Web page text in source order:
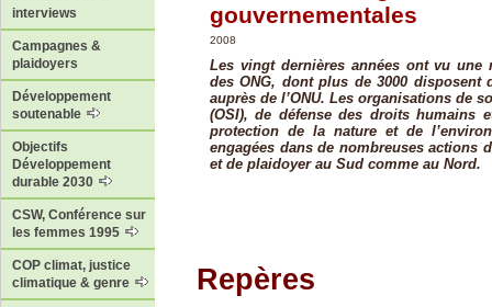
interviews
Campagnes &
plaidoyers
Développement
soutenable
Objectifs
Développement
durable 2030
CSW, Conférence sur
les femmes 1995
COP climat, justice
climatique & genre
gouvernementales
2008
Les vingt dernières années ont vu une
des ONG, dont plus de 3000 disposent
auprès de l’ONU. Les organisations de
(OSI), de défense des droits humains
protection de la nature et de
engagées dans de nombreuses actions
et de plaidoyer au Sud comme au Nord.
Repères